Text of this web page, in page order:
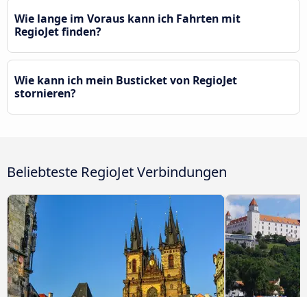
Wie lange im Voraus kann ich Fahrten mit
RegioJet finden?
Wie kann ich mein Busticket von RegioJet
stornieren?
Beliebteste RegioJet Verbindungen